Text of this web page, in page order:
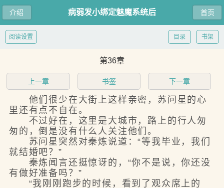
介绍 首页
病弱发小绑定魅魔系统后
书架
目录
阅读设置
第36章
上一章 书签 下一章
他们很少在大街上这样亲密，苏问星的心
里还有点不自在。
不过好在，这里是大城市，路上的行人匆
匆的，倒是没有什么人关注他们。
苏问星突然对秦炼说道：“等我毕业，我们
就结婚吧？”
秦炼闻言还挺惊讶的，“你不是说，你还没
有做好准备吗？”
“我刚刚跑步的时候，看到了观众席上的